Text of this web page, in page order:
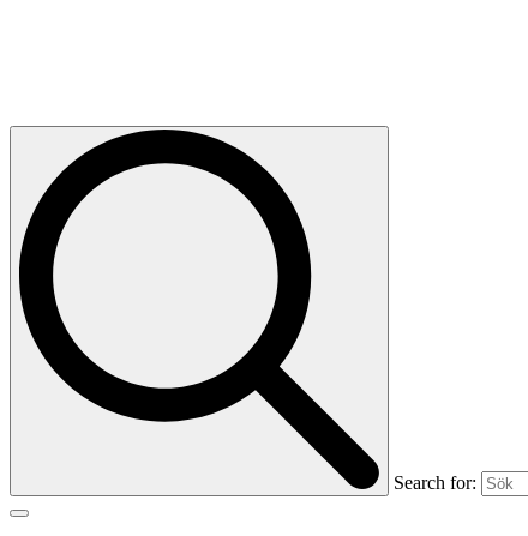
Search for: